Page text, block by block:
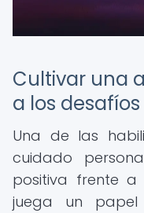
Cultivar una
a los desafíos
Una de las
cuidado
positiva frente a
juega un papel